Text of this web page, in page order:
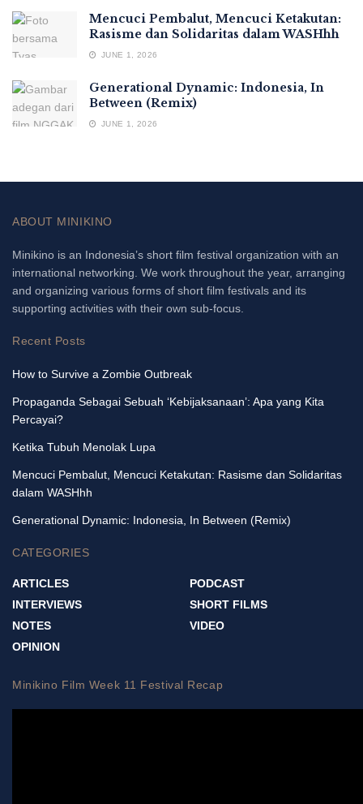
Mencuci Pembalut, Mencuci Ketakutan:
Rasisme dan Solidaritas dalam WASHhh
JUNE 1, 2026
Generational Dynamic: Indonesia, In
Between (Remix)
JUNE 1, 2026
ABOUT MINIKINO
Minikino is an Indonesia’s short film festival organization with an
international networking. We work throughout the year, arranging
and organizing various forms of short film festivals and its
supporting activities with their own sub-focus.
Recent Posts
How to Survive a Zombie Outbreak
Propaganda Sebagai Sebuah ‘Kebijaksanaan’: Apa yang Kita
Percayai?
Ketika Tubuh Menolak Lupa
Mencuci Pembalut, Mencuci Ketakutan: Rasisme dan Solidaritas
dalam WASHhh
Generational Dynamic: Indonesia, In Between (Remix)
CATEGORIES
ARTICLES
INTERVIEWS
NOTES
OPINION
PODCAST
SHORT FILMS
VIDEO
Minikino Film Week 11 Festival Recap